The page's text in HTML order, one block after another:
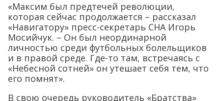
«Максим был предтечей революции,
которая сейчас продолжается – рассказал
«Навигатору» пресс-секретарь СНА Игорь
Мосийчук. – Он был неординарной
личностью среди футбольных болельщиков
и в правой среде. Где-то там, встречаясь с
«Небесной сотней» он утешает себя тем, что
его помнят».
В свою очередь руководитель «Братства»